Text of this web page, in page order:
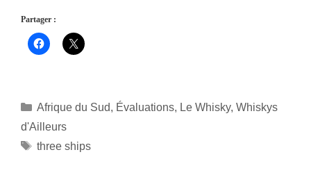
Partager :
Catégories
Afrique du Sud, Évaluations, Le Whisky, Whiskys
d'Ailleurs
Étiquettes
three ships